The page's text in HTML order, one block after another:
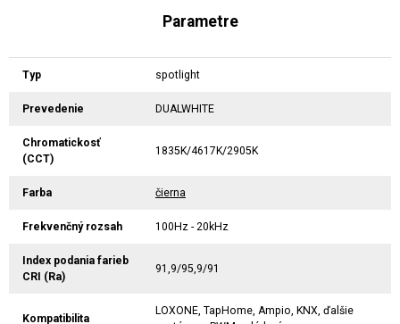
Parametre
Typ spotlight
Prevedenie DUALWHITE
Chromatickosť
(CCT)
1835K/4617K/2905K
Farba čierna
Frekvenčný rozsah 100Hz - 20kHz
Index podania farieb
CRI (Ra)
91,9/95,9/91
Kompatibilita
LOXONE, TapHome, Ampio, KNX, ďalšie